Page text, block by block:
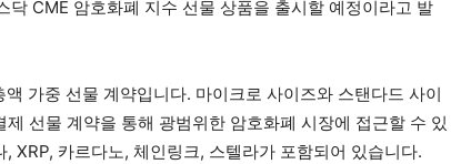
CME 암호화폐 지수 선물 상품을 출시할 예정이라고 발
가중 선물 계약입니다. 마이크로 사이즈와 스탠다드 사이
선물 계약을 통해 광범위한 암호화폐 시장에 접근할 수 있
XRP, 카르다노, 체인링크, 스텔라가 포함되어 있습니다.